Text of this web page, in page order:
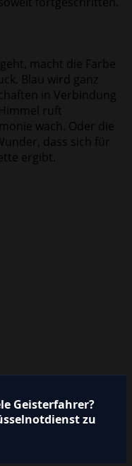
macht die Farbe
Blau wird ganz
in Verbindung
ruft
wach. Oder die
dass sich für
ergibt.
Geisterfahrer?
zu